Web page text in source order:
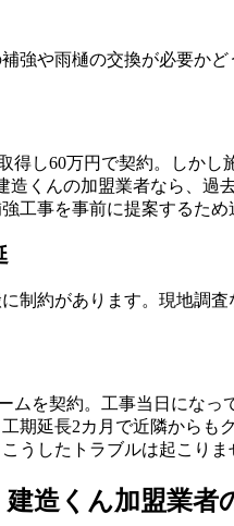
強や雨樋の交換が必要か
し60万円で契約。しか
くんの加盟業者なら、過
工事を事前に提案するため
制約があります。現地調査
を契約。工事当日にな
期延長2カ月で近隣からも
うしたトラブルは起こりま
造くん加盟業者